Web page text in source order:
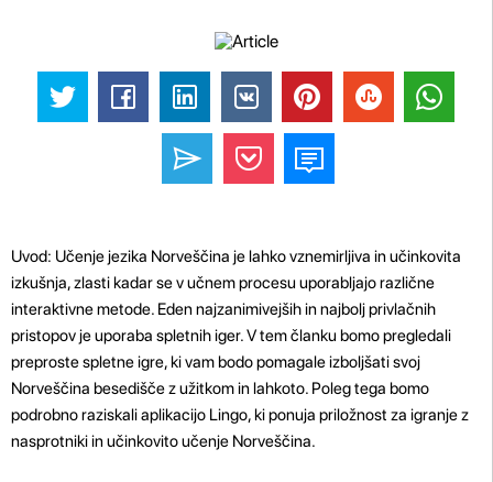
Uvod: Učenje jezika Norveščina je lahko vznemirljiva in učinkovita
izkušnja, zlasti kadar se v učnem procesu uporabljajo različne
interaktivne metode. Eden najzanimivejših in najbolj privlačnih
pristopov je uporaba spletnih iger. V tem članku bomo pregledali
preproste spletne igre, ki vam bodo pomagale izboljšati svoj
Norveščina besedišče z užitkom in lahkoto. Poleg tega bomo
podrobno raziskali aplikacijo Lingo, ki ponuja priložnost za igranje z
nasprotniki in učinkovito učenje Norveščina.